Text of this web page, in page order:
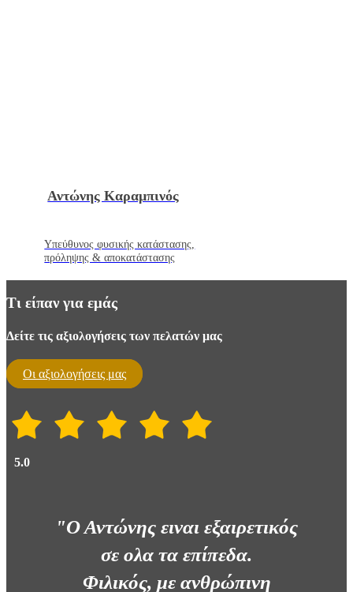
Αντώνης Καραμπινός
Υπεύθυνος φυσικής κατάστασης,
πρόληψης & αποκατάστασης
Τι είπαν για εμάς
Δείτε τις αξιολογήσεις των πελατών μας
Oι αξιολογήσεις μας
5.0
"Ο Αντώνης ειναι εξαιρετικός
σε ολα τα επίπεδα.
Φιλικός, με ανθρώπινη